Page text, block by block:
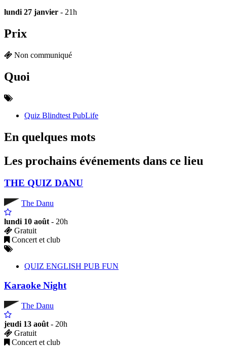
lundi 27 janvier - 21h
Prix
Non communiqué
Quoi
Quiz Blindtest PubLife
En quelques mots
Les prochains événements dans ce lieu
THE QUIZ DANU
The Danu
lundi 10 août - 20h
Gratuit
Concert et club
QUIZ ENGLISH PUB FUN
Karaoke Night
The Danu
jeudi 13 août - 20h
Gratuit
Concert et club